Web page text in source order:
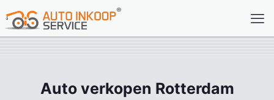
Auto verkopen Rotterdam